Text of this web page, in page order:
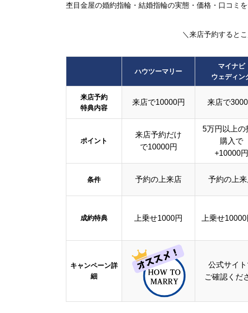
杢目金屋の婚約指輪・結婚指輪の実態・価格・口コミ
＼来店予約すると
ハウツーマリー
マイナビ
ウェディン
来店予約
特典内容
来店で10000円 来店で
ポイント
来店予約だけ
で10000円
5万円以上の
購入で
+10000円
条件 予約の上来店 予約の上
成約特典 上乗せ1000円 上乗せ
キャンペーン詳
細
公式サイ
ご確認くだ